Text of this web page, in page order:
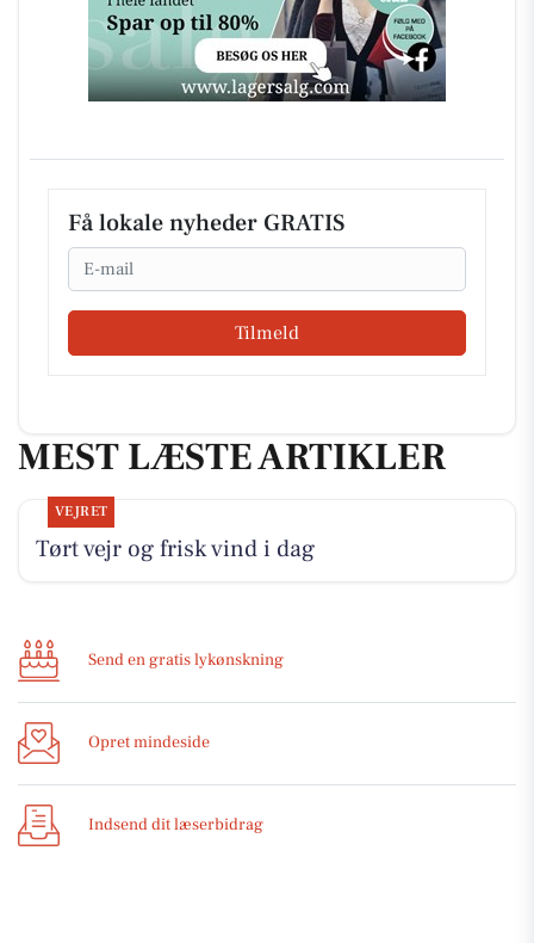
Få lokale nyheder GRATIS
Email
Tilmeld
MEST LÆSTE ARTIKLER
VEJRET
Tørt vejr og frisk vind i dag
Send en gratis lykønskning
Opret mindeside
Indsend dit læserbidrag